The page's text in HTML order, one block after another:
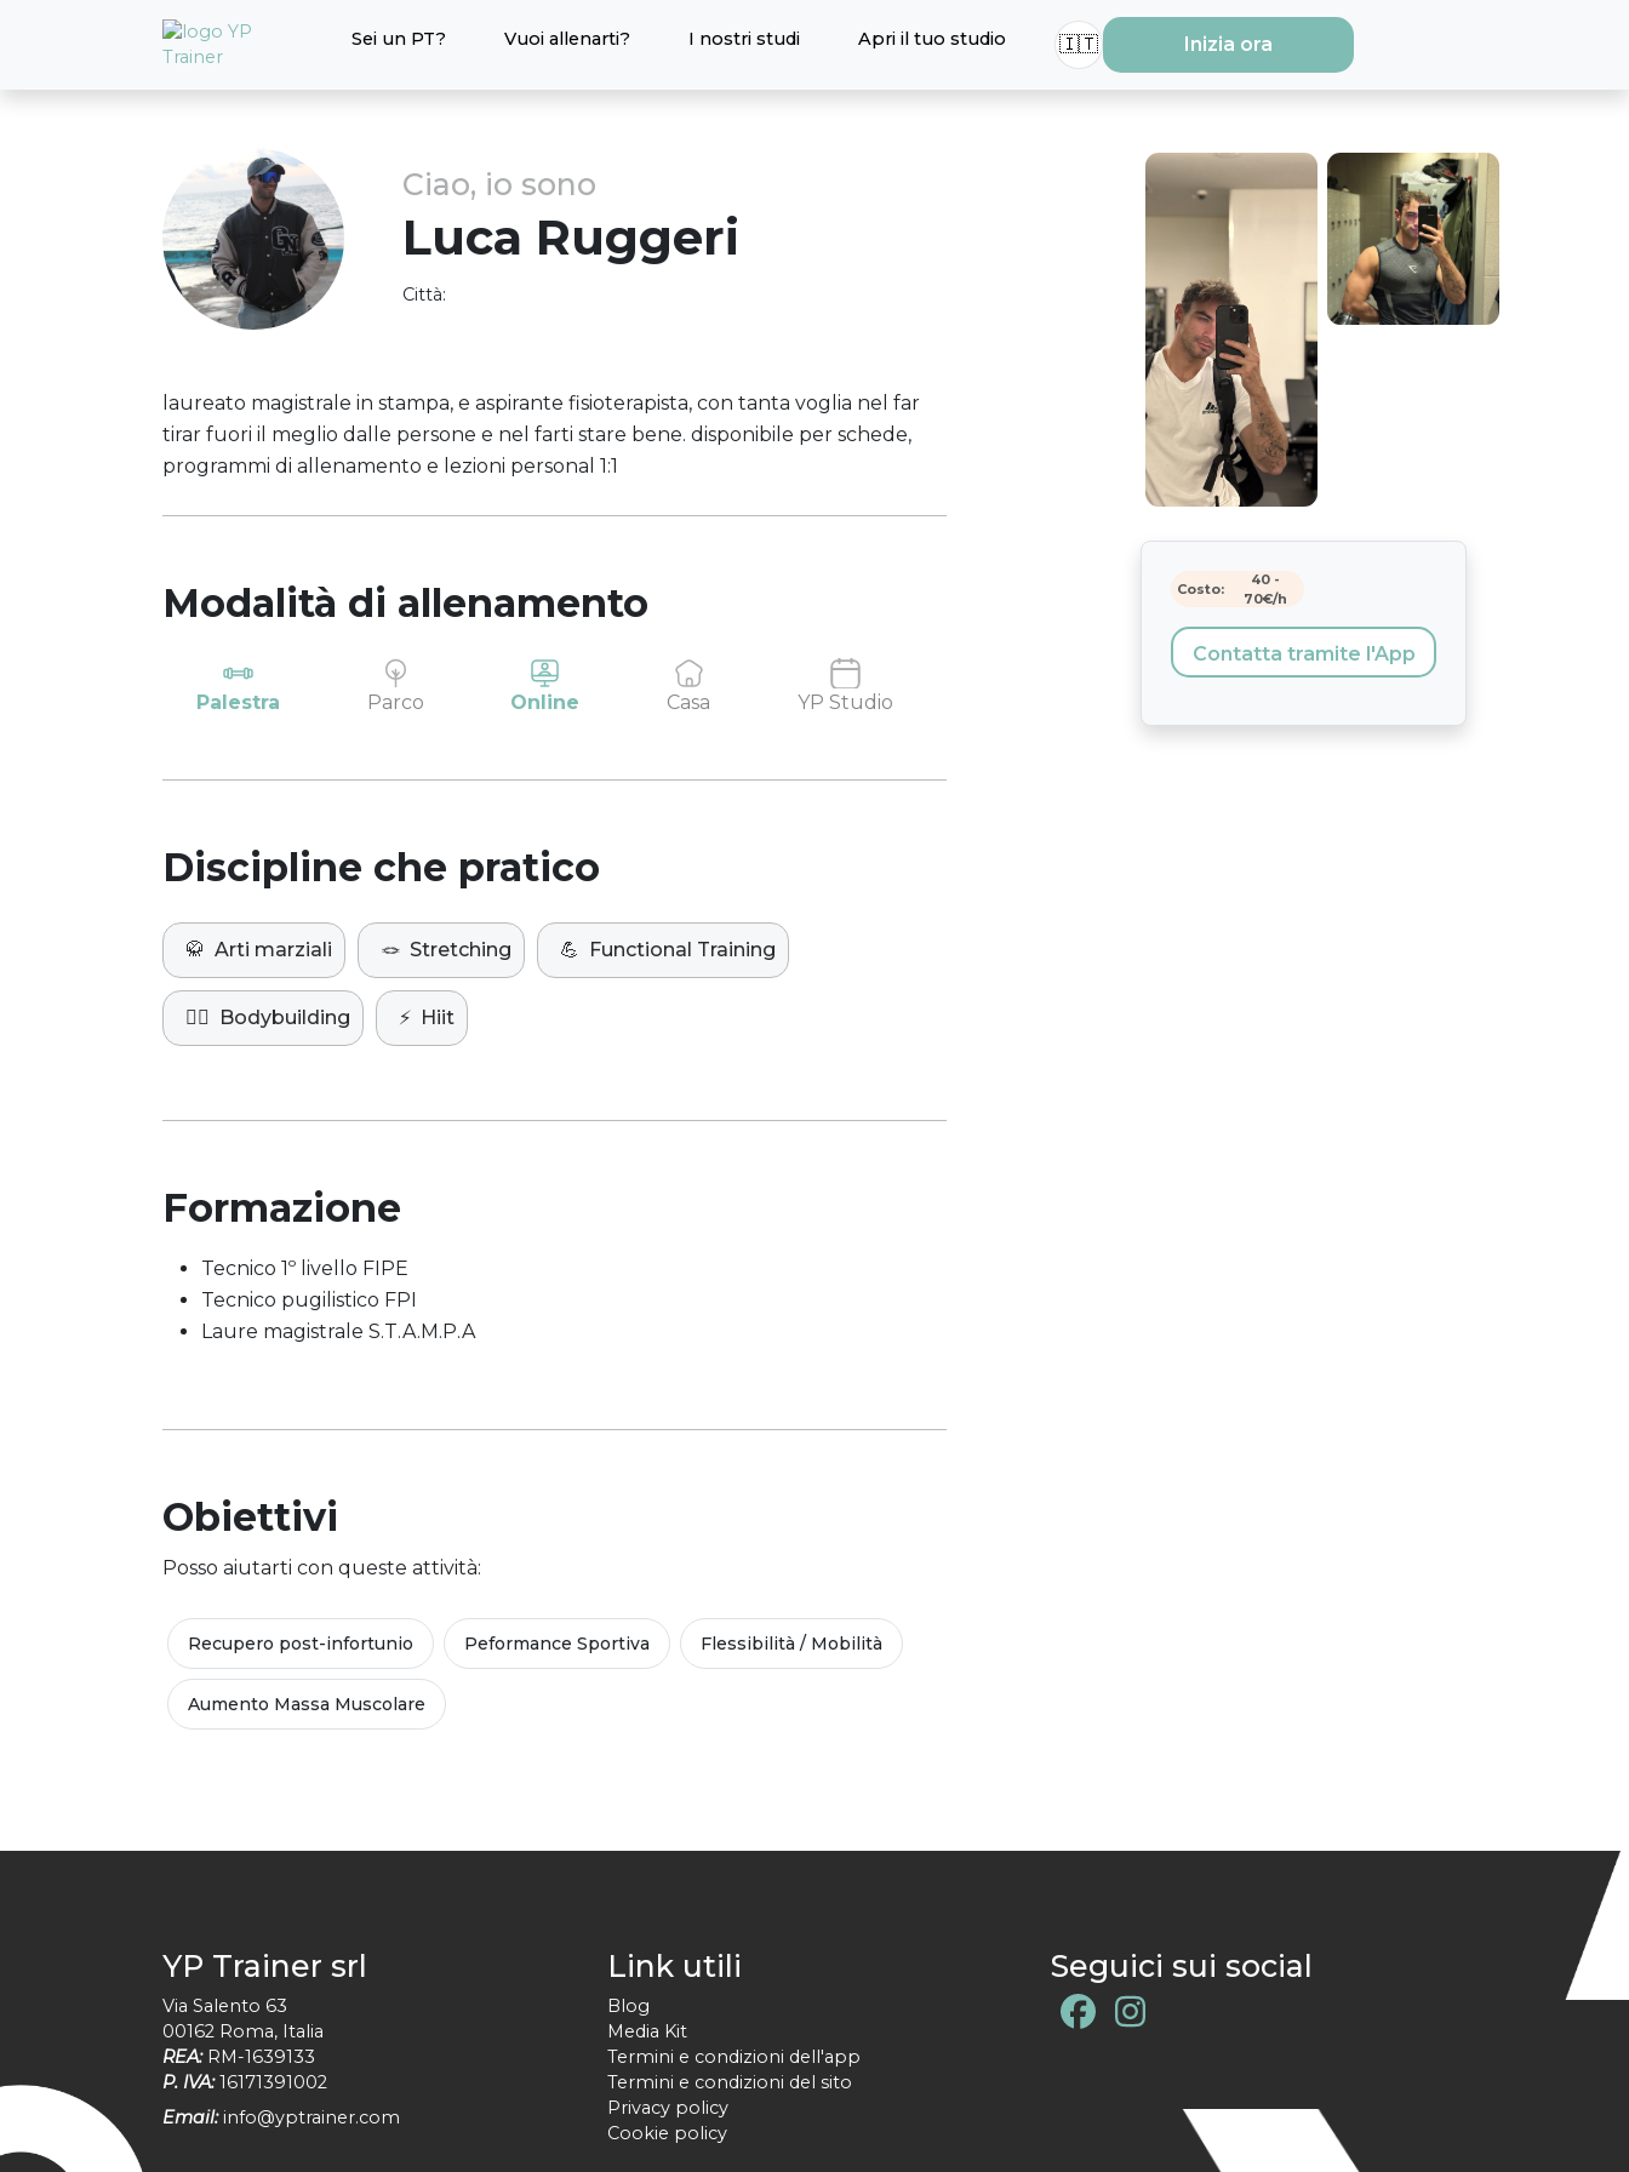
Sei un PT? Vuoi allenarti? I nostri studi Apri il tuo studio 🇮🇹 Inizia ora
Ciao, io sono
Luca Ruggeri
Città:
laureato magistrale in stampa, e aspirante fisioterapista, con tanta voglia nel far
tirar fuori il meglio dalle persone e nel farti stare bene. disponibile per schede,
programmi di allenamento e lezioni personal 1:1
Modalità di allenamento
Palestra Parco Online Casa YP Studio
Discipline che pratico
🥋 Arti marziali 🪢 Stretching 💪 Functional Training
🏋️‍♀️ Bodybuilding ⚡️ Hiit
Formazione
Tecnico 1º livello FIPE
Tecnico pugilistico FPI
Laure magistrale S.T.A.M.P.A
Obiettivi
Posso aiutarti con queste attività:
Recupero post-infortunio Peformance Sportiva Flessibilità / Mobilità
Aumento Massa Muscolare
Costo:
40 -
70€/h
Contatta tramite l'App
YP Trainer srl
Via Salento 63
00162 Roma, Italia
REA: RM-1639133
P. IVA: 16171391002
Email: info@yptrainer.com
Link utili
Blog
Media Kit
Termini e condizioni dell'app
Termini e condizioni del sito
Privacy policy
Cookie policy
Seguici sui social